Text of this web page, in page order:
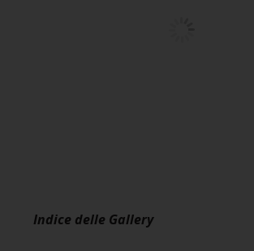
Indice delle Gallery